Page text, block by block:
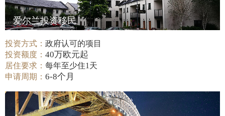
爱尔兰投资移民
投资方式：政府认可的项目
投资额度：40万欧元起
居住要求：每年至少住1天
申请周期：6-8个月